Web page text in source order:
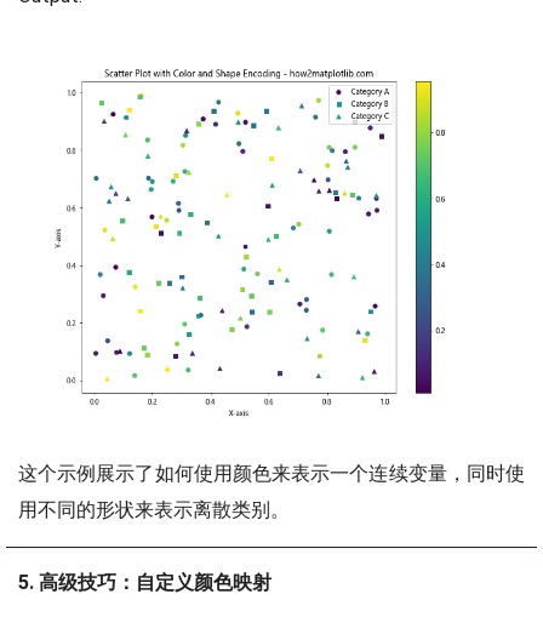
这个示例展示了如何使用颜色来表示一个连续变量，同时使
用不同的形状来表示离散类别。
5. 高级技巧：自定义颜色映射